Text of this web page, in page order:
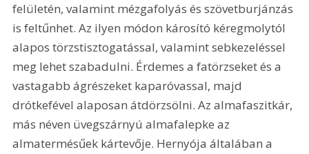
felületén, valamint mézgafolyás és szövetburjánzás
is feltűnhet. Az ilyen módon károsító kéregmolytól
alapos törzstisztogatással, valamint sebkezeléssel
meg lehet szabadulni. Érdemes a fatörzseket és a
vastagabb ágrészeket kaparóvassal, majd
drótkefével alaposan átdörzsölni. Az almafaszitkár,
más néven üvegszárnyú almafalepke az
almatermésűek kártevője. Hernyója általában a